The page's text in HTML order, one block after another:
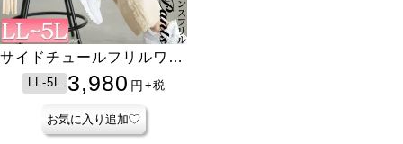
サイドチュールフリルワイ
ドパンツ
LL-5L 3,980 円 +税
お気に入り追加